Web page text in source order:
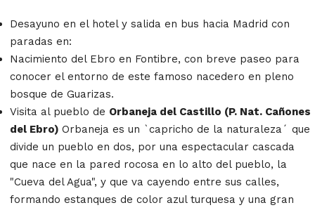
Desayuno en el hotel y salida en bus hacia Madrid con
paradas en:
Nacimiento del Ebro en Fontibre, con breve paseo para
conocer el entorno de este famoso nacedero en pleno
bosque de Guarizas.
Visita al pueblo de Orbaneja del Castillo (P. Nat. Cañones
del Ebro) Orbaneja es un `capricho de la naturaleza´ que
divide un pueblo en dos, por una espectacular cascada
que nace en la pared rocosa en lo alto del pueblo, la
"Cueva del Agua", y que va cayendo entre sus calles,
formando estanques de color azul turquesa y una gran